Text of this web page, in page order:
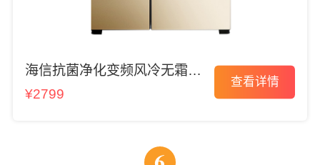
海信抗菌净化变频风冷无霜冰
箱
¥2799
查看详情